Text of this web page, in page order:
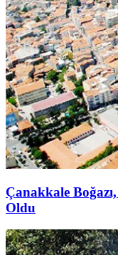
Çanakkale
Oldu